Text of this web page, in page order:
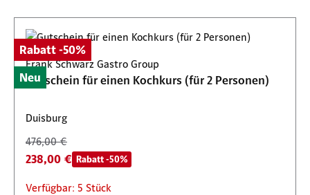
Rabatt -50%
Neu
Frank Schwarz Gastro Group
Gutschein für einen Kochkurs (für 2 Personen)
Duisburg
476,00 €
238,00 € Rabatt -50%
Verfügbar: 5 Stück